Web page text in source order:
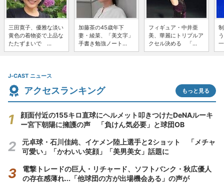
三田寛子、優雅な淡い
黄色の着物姿で上品な
たたずまいで ...
加藤茶の45歳年下
妻・綾菜、「美文字」
手書き勉強ノート...
フィギュア・中井亜
美、華麗にトリプルア
クセル決める 「...
J-CAST ニュース
アクセスランキング もっと見る
顔面付近の155キロ直球にヘルメット叩きつけたDeNAルーキ
ー宮下朝陽に擁護の声 「負けん気必要」と球団OB
元卓球・石川佳純、イケメン陸上選手と2ショット 「メチャ
可愛い」「かわいい笑顔」「美男美女」話題に
電撃トレードの巨人・リチャード、ソフトバンク・秋広優人
の存在感薄れ...「他球団の方が出場機会ある」の声が